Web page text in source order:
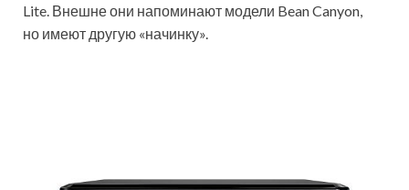
Lite. Внешне они напоминают модели Bean Canyon,
но имеют другую «начинку».